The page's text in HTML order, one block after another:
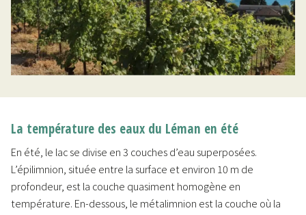
La température des eaux du Léman en été
En été, le lac se divise en 3 couches d’eau superposées.
L’épilimnion, située entre la surface et environ 10 m de
profondeur, est la couche quasiment homogène en
température. En-dessous, le métalimnion est la couche où la